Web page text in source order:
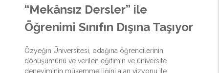
“Mekânsız Dersler” ile
Öğrenimi Sınıfın Dışına Taşıyor
Özyeğin Üniversitesi, odağına öğrencilerinin
dönüşümünü ve verilen eğitimin ve üniversite
deneyiminin mükemmelliğini alan vizyonu ile